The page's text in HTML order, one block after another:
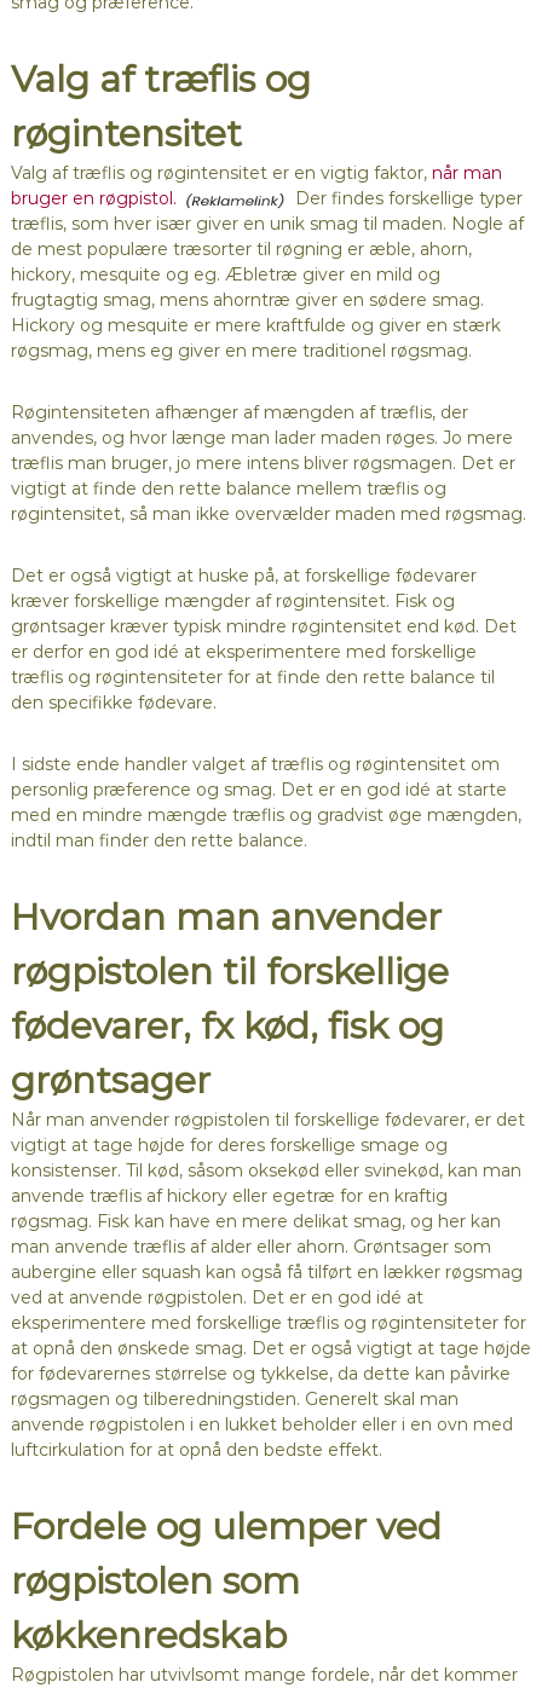
Valg af træflis og
røgintensitet
Valg af træflis og røgintensitet er en vigtig faktor, når man
bruger en røgpistol.
Der findes forskellige typer
træflis, som hver især giver en unik smag til maden. Nogle af
de mest populære træsorter til røgning er æble, ahorn,
hickory, mesquite og eg. Æbletræ giver en mild og
frugtagtig smag, mens ahorntræ giver en sødere smag.
Hickory og mesquite er mere kraftfulde og giver en stærk
røgsmag, mens eg giver en mere traditionel røgsmag.
Røgintensiteten afhænger af mængden af træflis, der
anvendes, og hvor længe man lader maden røges. Jo mere
træflis man bruger, jo mere intens bliver røgsmagen. Det er
vigtigt at finde den rette balance mellem træflis og
røgintensitet, så man ikke overvælder maden med røgsmag.
Det er også vigtigt at huske på, at forskellige fødevarer
kræver forskellige mængder af røgintensitet. Fisk og
grøntsager kræver typisk mindre røgintensitet end kød. Det
er derfor en god idé at eksperimentere med forskellige
træflis og røgintensiteter for at finde den rette balance til
den specifikke fødevare.
I sidste ende handler valget af træflis og røgintensitet om
personlig præference og smag. Det er en god idé at starte
med en mindre mængde træflis og gradvist øge mængden,
indtil man finder den rette balance.
Hvordan man anvender
røgpistolen til forskellige
fødevarer, fx kød, fisk og
grøntsager
Når man anvender røgpistolen til forskellige fødevarer, er det
vigtigt at tage højde for deres forskellige smage og
konsistenser. Til kød, såsom oksekød eller svinekød, kan man
anvende træflis af hickory eller egetræ for en kraftig
røgsmag. Fisk kan have en mere delikat smag, og her kan
man anvende træflis af alder eller ahorn. Grøntsager som
aubergine eller squash kan også få tilført en lækker røgsmag
ved at anvende røgpistolen. Det er en god idé at
eksperimentere med forskellige træflis og røgintensiteter for
at opnå den ønskede smag. Det er også vigtigt at tage højde
for fødevarernes størrelse og tykkelse, da dette kan påvirke
røgsmagen og tilberedningstiden. Generelt skal man
anvende røgpistolen i en lukket beholder eller i en ovn med
luftcirkulation for at opnå den bedste effekt.
Fordele og ulemper ved
røgpistolen som
køkkenredskab
Røgpistolen har utvivlsomt mange fordele, når det kommer